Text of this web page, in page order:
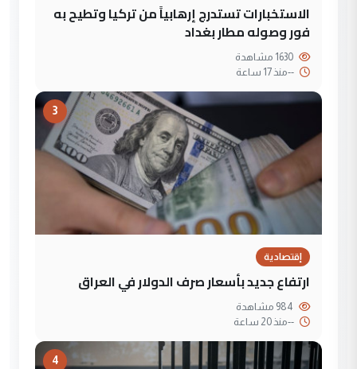
الاستخبارات تستدرج إرهابياً من تركيا وتطيح به
فور وصوله مطار بغداد
--منذ 17 ساعة
3
إقتصادية
ارتفاع جديد بأسعار صرف الدولار في العراق
--منذ 20 ساعة
4